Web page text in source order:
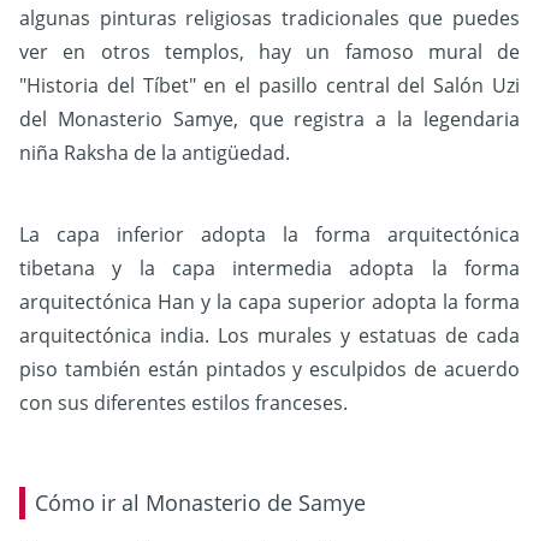
algunas pinturas religiosas tradicionales que puedes
ver en otros templos, hay un famoso mural de
"Historia del Tíbet" en el pasillo central del Salón Uzi
del Monasterio Samye, que registra a la legendaria
niña Raksha de la antigüedad.
La capa inferior adopta la forma arquitectónica
tibetana y la capa intermedia adopta la forma
arquitectónica Han y la capa superior adopta la forma
arquitectónica india. Los murales y estatuas de cada
piso también están pintados y esculpidos de acuerdo
con sus diferentes estilos franceses.
Cómo ir al Monasterio de Samye